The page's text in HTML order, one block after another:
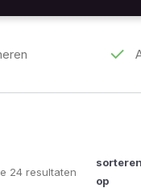
24 resultatenGesorteerd
sorteren
op